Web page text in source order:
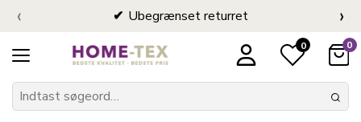
Ubegrænset returret
‹ ›
0 0